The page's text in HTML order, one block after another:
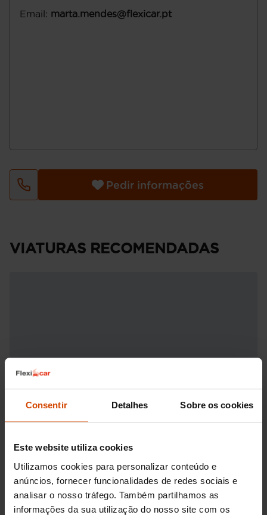
Consentir Detalhes Sobre os cookies
Este website utiliza cookies
Utilizamos cookies para personalizar conteúdo e
anúncios, fornecer funcionalidades de redes sociais e
analisar o nosso tráfego. Também partilhamos as
informações da sua utilização do nosso site com os
Email: marta.mendes@flexicar.pt
Pedir informações
VIATURAS RECOMENDADAS